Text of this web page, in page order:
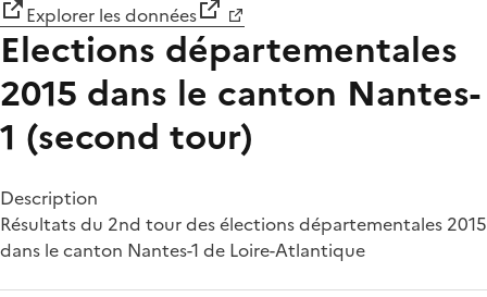
Explorer les données
Elections départementales
2015 dans le canton Nantes-
1 (second tour)
Description
Résultats du 2nd tour des élections départementales 2015
dans le canton Nantes-1 de Loire-Atlantique